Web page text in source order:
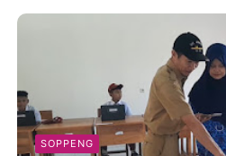
SOPPENG